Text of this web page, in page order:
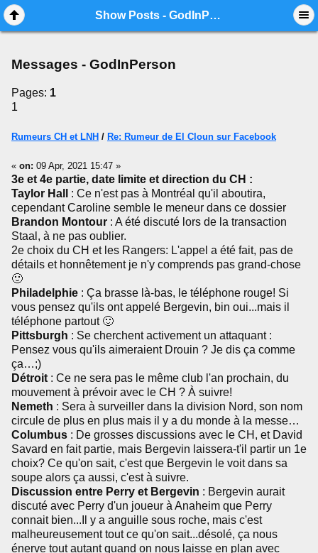
Show Posts - GodInPerson
Messages - GodInPerson
Pages: 1
1
Rumeurs CH et LNH / Re: Rumeur de El Cloun sur Facebook
« on: 09 Apr, 2021 15:47 »
3e et 4e partie, date limite et direction du CH :
Taylor Hall
: Ce n'est pas à Montréal qu'il aboutira,
cependant Caroline semble le meneur dans ce dossier
Brandon Montour : A été discuté lors de la transaction
Staal, à ne pas oublier.
2e choix du CH et les Rangers: L'appel a été fait, pas de
détails et honnêtement je n'y comprends pas grand-chose
🙂
Philadelphie : Ça brasse là-bas, le téléphone rouge! Si
vous pensez qu'ils ont appelé Bergevin, bin oui...mais il
téléphone partout 🙂
Pittsburgh : Se cherchent activement un attaquant :
Pensez vous qu'ils aimeraient Drouin ? Je dis ça comme
ça…;)
Détroit : Ce ne sera pas le même club l'an prochain, du
mouvement à prévoir avec le CH ? À suivre!
Nemeth : Sera à surveiller dans la division Nord, son nom
circule de plus en plus mais il y a du monde à la messe…
Columbus : De grosses discussions avec le CH, et David
Savard en fait partie, mais Bergevin laissera-t'il partir un 1e
choix? Ce qu'on sait, c'est que Bergevin le voit dans sa
soupe alors ça aussi, c'est à suivre.
Discussion entre Perry et Bergevin : Bergevin aurait
discuté avec Perry d'un joueur à Anaheim que Perry
connait bien...Il y a anguille sous roche, mais c'est
malheureusement tout ce qu'on sait...désolé, ça nous
énerve tout autant quand on nous laisse en plan avec